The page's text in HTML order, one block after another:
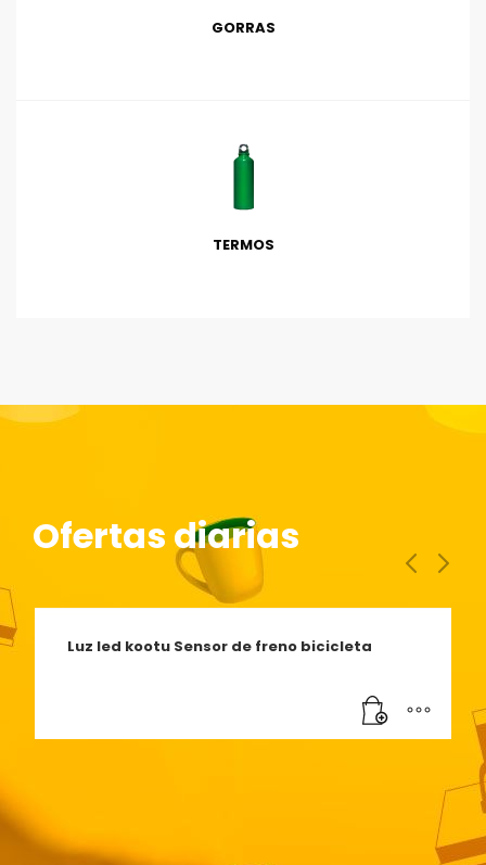
GORRAS
TERMOS
Ofertas diarias
Luz led kootu Sensor de freno bicicleta